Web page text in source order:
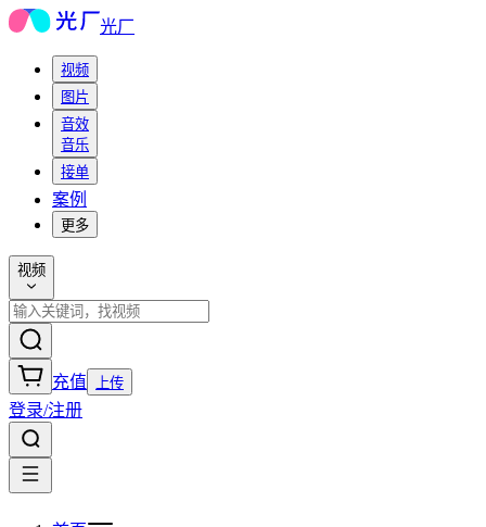
光厂
视频
图片
音效
音乐
接单
案例
更多
视频
充值 上传
登录/注册